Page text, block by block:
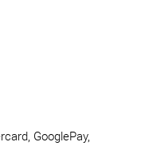
GooglePay,